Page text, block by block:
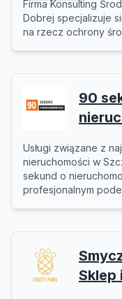
Firma Konsulting
Dobrej specjalizuje
na rzecz ochrony
90
Usługi związane z
nieruchomości w
sekund o
profesjonalnym
Sklep